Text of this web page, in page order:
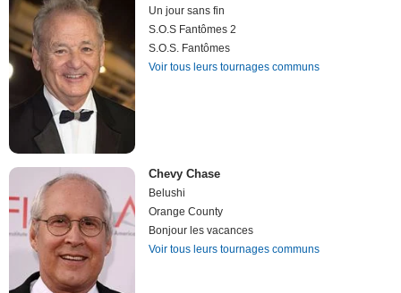
Un jour sans fin
S.O.S Fantômes 2
S.O.S. Fantômes
Voir tous leurs tournages communs
Chevy Chase
Belushi
Orange County
Bonjour les vacances
Voir tous leurs tournages communs